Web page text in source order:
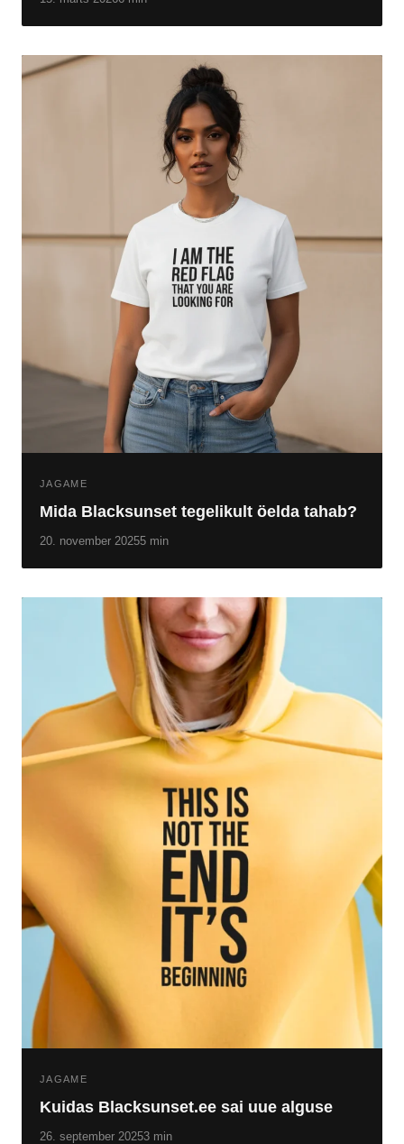
JAGAME
Mida Blacksunset tegelikult öelda tahab?
20. november 20255 min
JAGAME
Kuidas Blacksunset.ee sai uue alguse
26. september 20253 min